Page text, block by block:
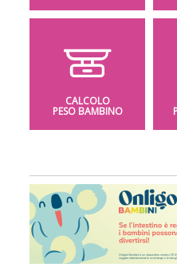
CALCOLO
PESO BAMBINO